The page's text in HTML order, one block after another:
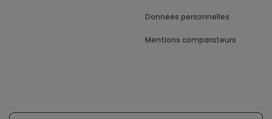
Données personnelles
Mentions comparateurs